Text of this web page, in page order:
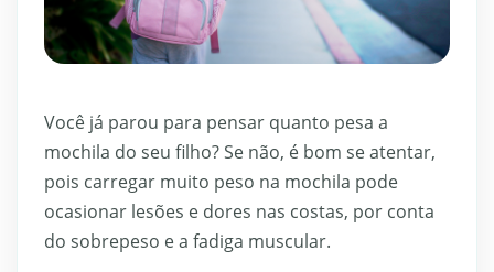
Você já parou para pensar quanto pesa a
mochila do seu filho? Se não, é bom se atentar,
pois carregar muito peso na mochila pode
ocasionar lesões e dores nas costas, por conta
do sobrepeso e a fadiga muscular.